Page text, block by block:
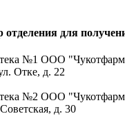
для
№1 ООО
Отке, д. 22
№2 ООО
д. 30